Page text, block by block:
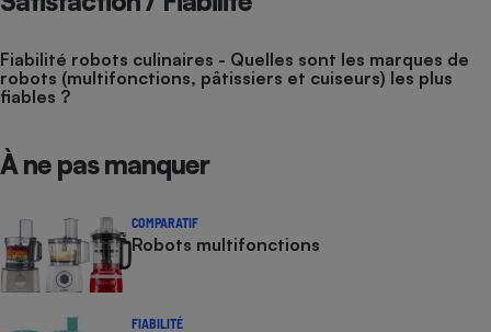
Fiabilité robots culinaires - Quelles sont les marques de
robots (multifonctions, pâtissiers et cuiseurs) les plus
fiables ?
À ne pas manquer
COMPARATIF
Robots multifonctions
FIABILITÉ